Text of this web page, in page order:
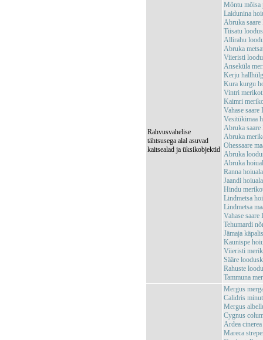
Rahvusvahelise
tähtsusega alal asuvad
kaitsealad ja üksikobjektid
Mõntu
Laidunina
Abruka
Tiisatu
Allirahu
Abruka
Viieristi
Anseküla
Kerju
Kura kurgu
Vintri
Kaimri
Vahase
Vesitükimaa
Abruka
Abruka
Ohessaare
Abruka
Abruka
Ranna
Jaandi
Hindu
Lindmetsa
Lindmetsa
Vahase
Tehumardi
Jämaja
Kaunispe
Viieristi
Sääre
Rahuste
Tammuna
Mergus
Calidris
Mergus
Cygnus
Ardea
Mareca